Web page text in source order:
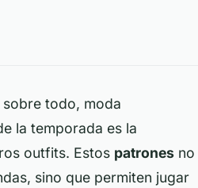
todo, moda
la temporada es la
outfits. Estos patrones no
sino que permiten jugar